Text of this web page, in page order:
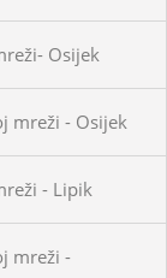
Osijek
mreži - Osijek
- Lipik
mreži -